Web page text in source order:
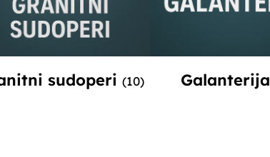
sudoperi (10) Galanterija